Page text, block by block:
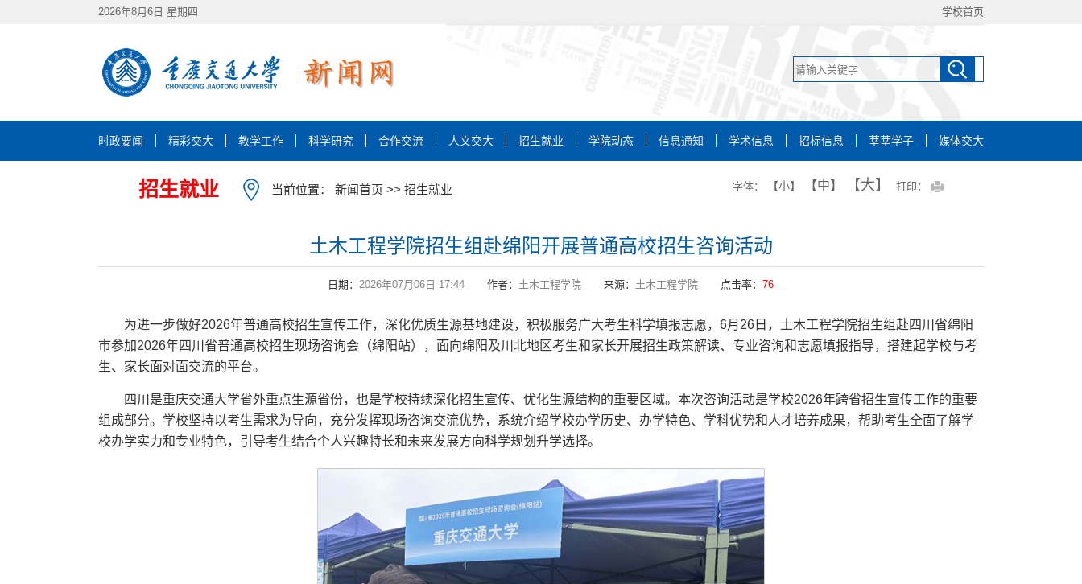
2026年8月6日 星期四 学校首页
时政要闻 精彩交大 教学工作 科学研究 合作交流 人文交大 招生就业 学院动态 信息通知 学术信息 招标信息 莘莘学子 媒体交大
招生就业 当前位置： 新闻首页 >> 招生就业 字体： 【小】 【中】 【大】 打印：
土木工程学院招生组赴绵阳开展普通高校招生咨询活动
日期： 2026年07月06日 17:44 作者： 土木工程学院 来源： 土木工程学院 点击率： 76
为进一步做好2026年普通高校招生宣传工作，深化优质生源基地建设，积极服务广大考生科学填报志愿，6月26日，土木工程学院招生组赴四川省绵阳
市参加2026年四川省普通高校招生现场咨询会（绵阳站），面向绵阳及川北地区考生和家长开展招生政策解读、专业咨询和志愿填报指导，搭建起学校与考
生、家长面对面交流的平台。
四川是重庆交通大学省外重点生源省份，也是学校持续深化招生宣传、优化生源结构的重要区域。本次咨询活动是学校2026年跨省招生宣传工作的重要
组成部分。学校坚持以考生需求为导向，充分发挥现场咨询交流优势，系统介绍学校办学历史、办学特色、学科优势和人才培养成果，帮助考生全面了解学
校办学实力和专业特色，引导考生结合个人兴趣特长和未来发展方向科学规划升学选择。